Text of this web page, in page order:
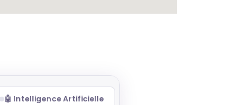
🤖 Intelligence Artificielle